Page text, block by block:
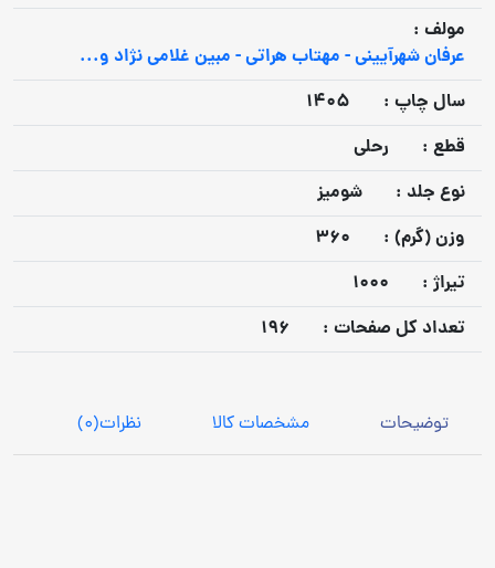
مولف :
عرفان شهرآیینی - مهتاب هراتی - مبین غلامی نژاد و...
سال چاپ :
1405
قطع :
رحلی
نوع جلد :
شومیز
وزن (گرم) :
360
تيراژ :
1000
تعداد كل صفحات :
196
توضیحات مشخصات کالا نظرات(0)